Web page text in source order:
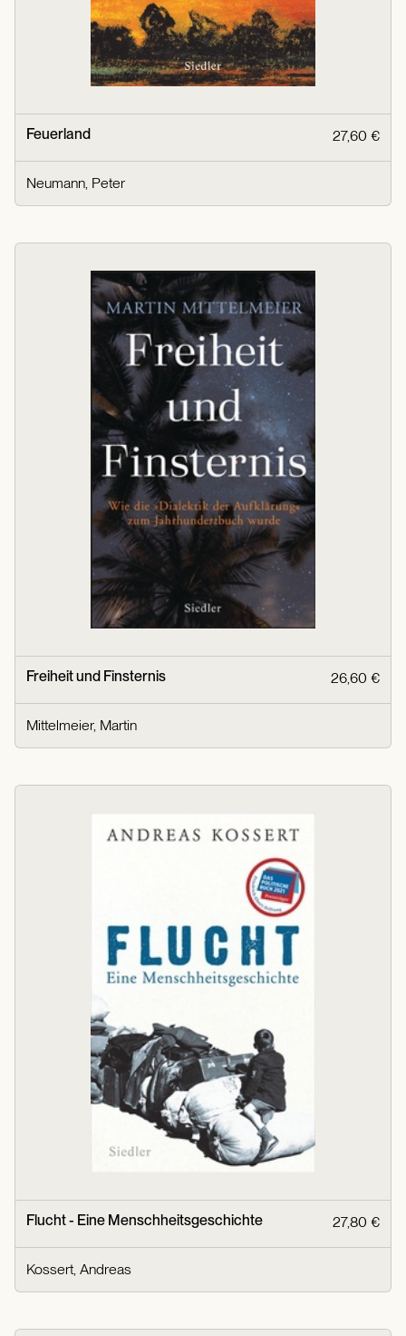
Feuerland 27,60 €
Neumann, Peter
Freiheit und Finsternis 26,60 €
Mittelmeier, Martin
Flucht - Eine Menschheitsgeschichte 27,80 €
Kossert, Andreas